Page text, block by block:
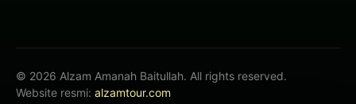
© 2026 Alzam Amanah Baitullah. All rights reserved.
Website resmi: alzamtour.com